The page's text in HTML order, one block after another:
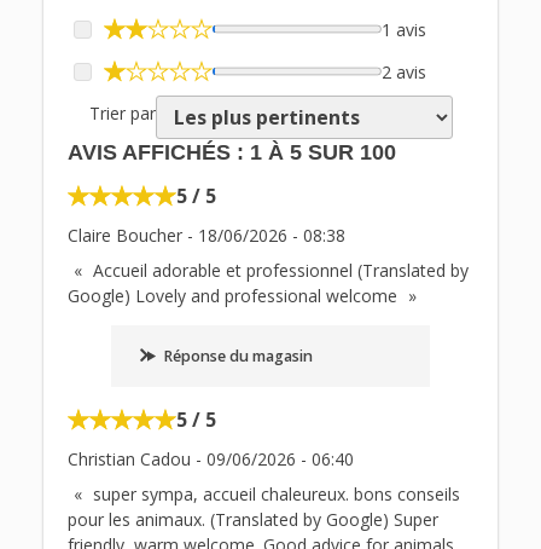
1 avis
2 avis
Trier par
AVIS AFFICHÉS : 1 À 5 SUR 100
5 / 5
Claire Boucher - 18/06/2026 - 08:38
Accueil adorable et professionnel (Translated by
Google) Lovely and professional welcome
Réponse du magasin
5 / 5
Christian Cadou - 09/06/2026 - 06:40
super sympa, accueil chaleureux. bons conseils
pour les animaux. (Translated by Google) Super